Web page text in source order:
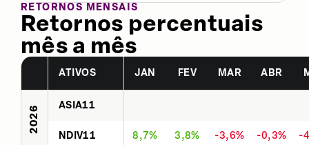
RETORNOS MENSAIS
Retornos percentuais
mês a mês
ATIVOS JAN FEV MAR ABR
2026 ASIA11
NDIV11 8,7% 3,8% -3,6% -0,3% -